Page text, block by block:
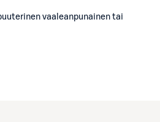
vaaleanpunainen tai